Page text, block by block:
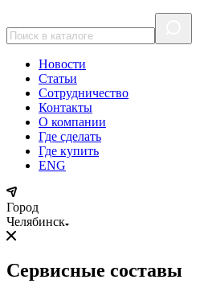
Новости
Статьи
Сотрудничество
Контакты
О компании
Где сделать
Где купить
ENG
Город
Челябинск
Сервисные составы